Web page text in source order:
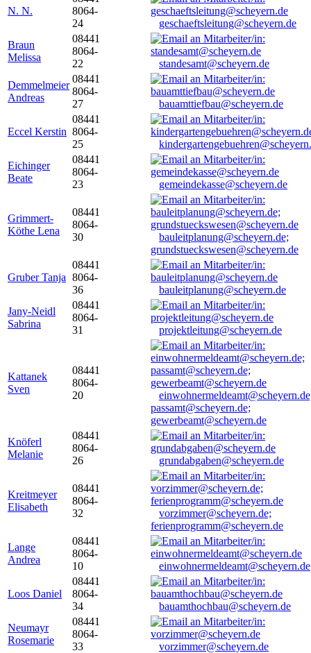
N. N.
8064-
24
geschaeftsleitung@scheyern.de
Braun
Melissa
08441
8064-
22
standesamt@scheyern.de
Demmelmeier
Andreas
08441
8064-
27
bauamttiefbau@scheyern.de
Eccel Kerstin
08441
8064-
25
Eichinger
Beate
08441
8064-
23
gemeindekasse@scheyern.de
Grimmert-
Köthe Lena
08441
8064-
30
bauleitplanung@scheyern.de;
grundstueckswesen@scheyern.de
Gruber Tanja
08441
8064-
36
bauleitplanung@scheyern.de
Jany-Neidl
Sabrina
08441
8064-
31
projektleitung@scheyern.de
Kattanek
Sven
08441
8064-
20
passamt@scheyern.de;
gewerbeamt@scheyern.de
Knöferl
Melanie
08441
8064-
26
grundabgaben@scheyern.de
Kreitmeyer
Elisabeth
08441
8064-
32
vorzimmer@scheyern.de;
ferienprogramm@scheyern.de
Lange
Andrea
08441
8064-
10
einwohnermeldeamt@scheyern.de
Loos Daniel
08441
8064-
34
bauamthochbau@scheyern.de
Neumayr
Rosemarie
08441
8064-
33
vorzimmer@scheyern.de